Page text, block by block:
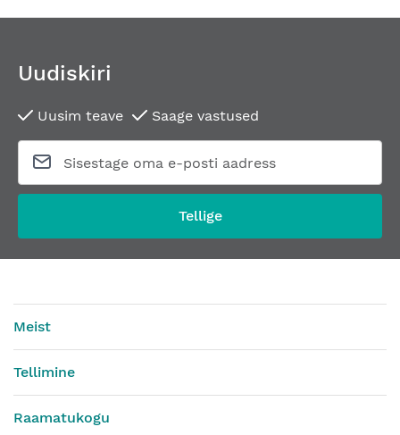
Uudiskiri
Uusim teave Saage vastused
Tellige
Meist
Tellimine
Raamatukogu